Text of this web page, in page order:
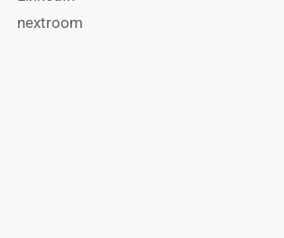
nextroom